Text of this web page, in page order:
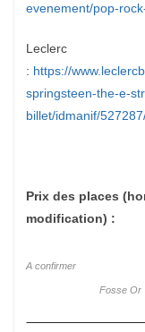
evenement/pop-
Leclerc
: https://
springsteen-the-e-
billet/idmanif/
Prix des places
modification) :
A confirmer
Fosse Or